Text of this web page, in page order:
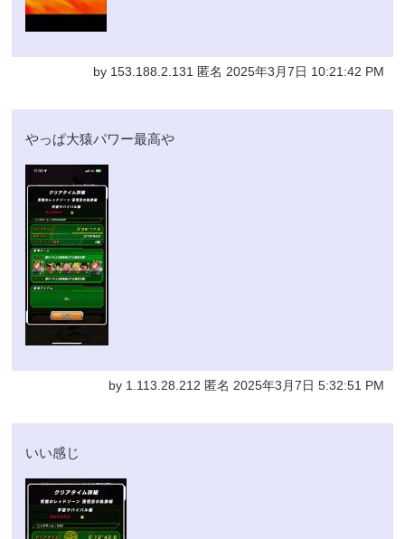
by 153.188.2.131 匿名 2025年3月7日 10:21:42 PM
やっぱ大猿パワー最高や
by 1.113.28.212 匿名 2025年3月7日 5:32:51 PM
いい感じ